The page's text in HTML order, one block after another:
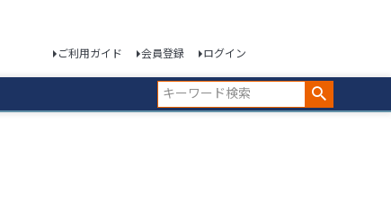
ご利用ガイド 会員登録 ログイン